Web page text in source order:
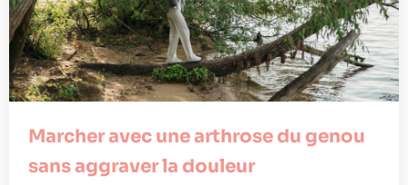
Marcher avec une arthrose du genou
sans aggraver la douleur